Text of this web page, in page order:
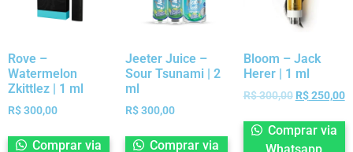
Rove –
Watermelon
Zkittlez | 1 ml
R$300,00
Comprar via
Jeeter Juice –
Sour Tsunami | 2
ml
R$300,00
Comprar via
Bloom – Jack
Herer | 1 ml
R$300,00 R$250,00
Comprar via